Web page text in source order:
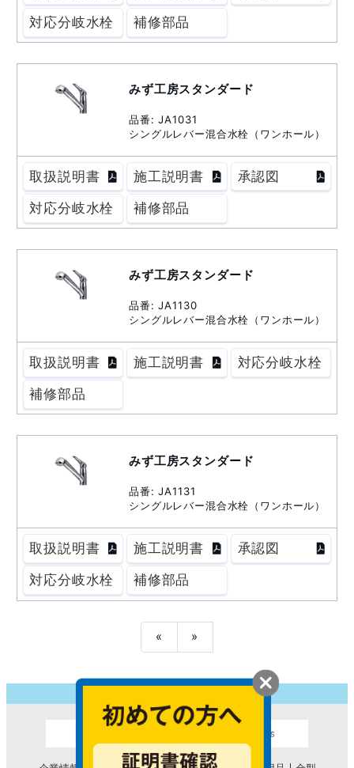
対応分岐水栓 補修部品
みず工房スタンダード
品番: JA1031
シングルレバー混合水栓（ワンホール）
取扱説明書 施工説明書 承認図
対応分岐水栓 補修部品
みず工房スタンダード
品番: JA1130
シングルレバー混合水栓（ワンホール）
取扱説明書 施工説明書 対応分岐水栓
補修部品
みず工房スタンダード
品番: JA1131
シングルレバー混合水栓（ワンホール）
取扱説明書 施工説明書 承認図
対応分岐水栓 補修部品
« »